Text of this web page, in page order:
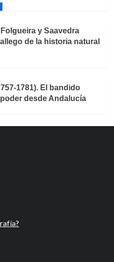
y Saavedra
de la historia natural
1781). El bandido
desde Andalucía